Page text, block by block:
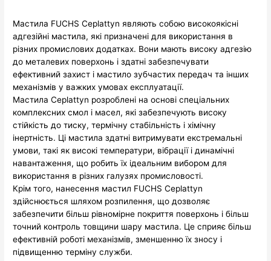
Мастила FUCHS Ceplattyn являють собою високоякісні
адгезійні мастила, які призначені для використання в
різних промислових додатках. Вони мають високу адгезію
до металевих поверхонь і здатні забезпечувати
ефективний захист і мастило зубчастих передач та інших
механізмів у важких умовах експлуатації.
Мастила Ceplattyn розроблені на основі спеціальних
комплексних смол і масел, які забезпечують високу
стійкість до тиску, термічну стабільність і хімічну
інертність. Ці мастила здатні витримувати екстремальні
умови, такі як високі температури, вібрації і динамічні
навантаження, що робить їх ідеальним вибором для
використання в різних галузях промисловості.
Крім того, нанесення мастил FUCHS Ceplattyn
здійснюється шляхом розпилення, що дозволяє
забезпечити більш рівномірне покриття поверхонь і більш
точний контроль товщини шару мастила. Це сприяє більш
ефективній роботі механізмів, зменшенню їх зносу і
підвищенню терміну служби.